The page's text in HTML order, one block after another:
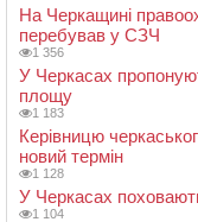
На Черкащині
перебував у СЗЧ
1 356
У Черкасах
площу
1 183
Керівницю
новий термін
1 128
У Черкасах
1 104